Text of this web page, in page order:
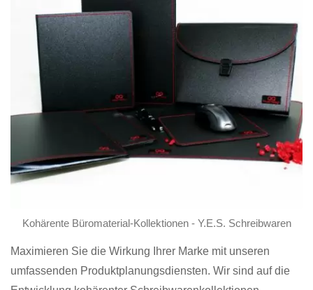
Kohärente Büromaterial-Kollektionen - Y.E.S. Schreibwaren
Maximieren Sie die Wirkung Ihrer Marke mit unseren
umfassenden Produktplanungsdiensten. Wir sind auf die